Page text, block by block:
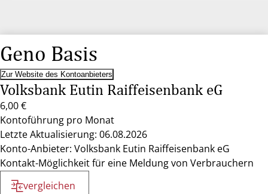
Geno Basis
Zur Website des Kontoanbieters
Volksbank Eutin Raiffeisenbank eG
6,00 €
Kontoführung pro Monat
Letzte Aktualisierung: 06.08.2026
Konto-Anbieter: Volksbank Eutin Raiffeisenbank eG
Kontakt-Möglichkeit für eine Meldung von Verbrauchern
vergleichen